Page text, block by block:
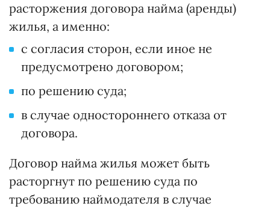
расторжения договора найма (аренды)
жилья, а именно:
с согласия сторон, если иное не
предусмотрено договором;
по решению суда;
в случае одностороннего отказа от
договора.
Договор найма жилья может быть
расторгнут по решению суда по
требованию наймодателя в случае